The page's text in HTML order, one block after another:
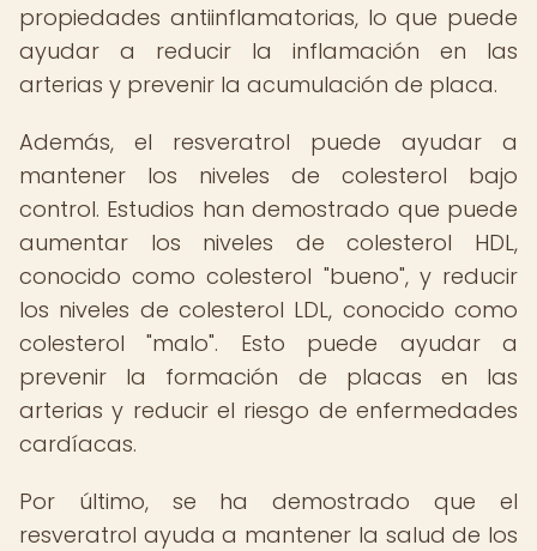
propiedades antiinflamatorias, lo que puede
ayudar a reducir la inflamación en las
arterias y prevenir la acumulación de placa.
Además, el resveratrol puede ayudar a
mantener los niveles de colesterol bajo
control. Estudios han demostrado que puede
aumentar los niveles de colesterol HDL,
conocido como colesterol "bueno", y reducir
los niveles de colesterol LDL, conocido como
colesterol "malo". Esto puede ayudar a
prevenir la formación de placas en las
arterias y reducir el riesgo de enfermedades
cardíacas.
Por último, se ha demostrado que el
resveratrol ayuda a mantener la salud de los